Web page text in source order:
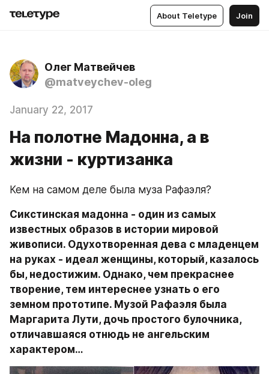
About Teletype Join
Олег Матвейчев
@matveychev-oleg
January 22, 2017
На полотне Мадонна, а в
жизни - куртизанка
Кем на самом деле была муза Рафаэля?
Сикстинская мадонна - один из самых
известных образов в истории мировой
живописи. Одухотворенная дева с младенцем
на руках - идеал женщины, который, казалось
бы, недостижим. Однако, чем прекраснее
творение, тем интереснее узнать о его
земном прототипе. Музой Рафаэля была
Маргарита Лути, дочь простого булочника,
отличавшаяся отнюдь не ангельским
характером…